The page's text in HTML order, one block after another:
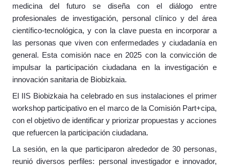
medicina del futuro se diseña con el diálogo entre
profesionales de investigación, personal clínico y del área
científico-tecnológica, y con la clave puesta en incorporar a
las personas que viven con enfermedades y ciudadanía en
general. Esta comisión nace en 2025 con la convicción de
impulsar la participación ciudadana en la investigación e
innovación sanitaria de Biobizkaia.
El IIS Biobizkaia ha celebrado en sus instalaciones el primer
workshop participativo en el marco de la Comisión Part+cipa,
con el objetivo de identificar y priorizar propuestas y acciones
que refuercen la participación ciudadana.
La sesión, en la que participaron alrededor de 30 personas,
reunió diversos perfiles: personal investigador e innovador,